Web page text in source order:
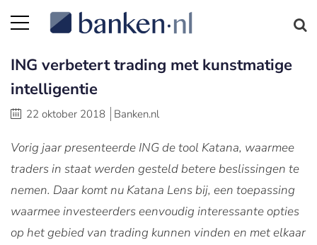
ING verbetert trading met kunstmatige
intelligentie
22 oktober 2018 Banken.nl
Vorig jaar presenteerde ING de tool Katana, waarmee
traders in staat werden gesteld betere beslissingen te
nemen. Daar komt nu Katana Lens bij, een toepassing
waarmee investeerders eenvoudig interessante opties
op het gebied van trading kunnen vinden en met elkaar